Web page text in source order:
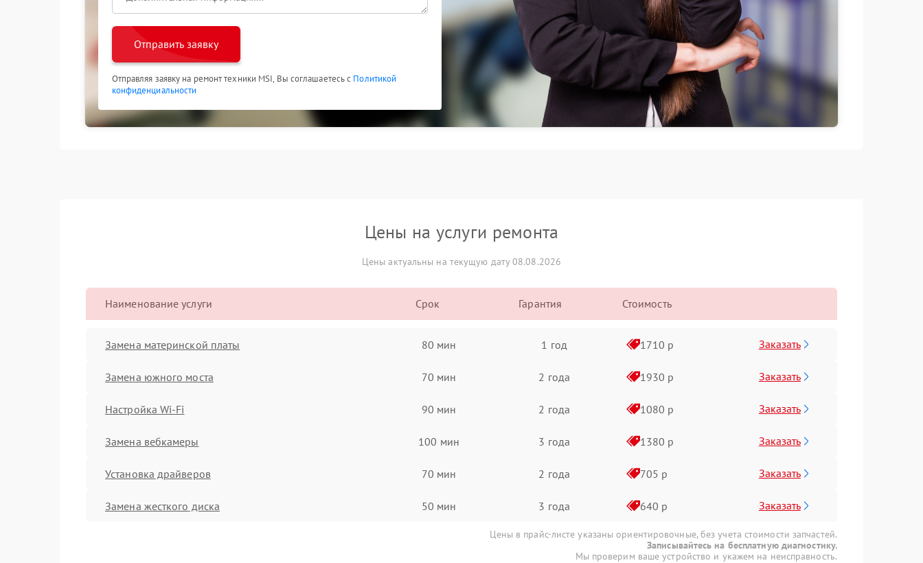
Отправить заявку
Отправляя заявку на ремонт техники MSI, Вы соглашаетесь с Политикой
конфиденциальности
Цены на услуги ремонта
Цены актуальны на текущую дату 08.08.2026
Наименование услуги Срок Гарантия Стоимость
Замена материнской платы 80 мин 1 год 1710 р Заказать
Замена южного моста 70 мин 2 года 1930 р Заказать
Настройка Wi-Fi 90 мин 2 года 1080 р Заказать
Замена вебкамеры 100 мин 3 года 1380 р Заказать
Установка драйверов 70 мин 2 года 705 р Заказать
Замена жесткого диска 50 мин 3 года 640 р Заказать
Цены в прайс-листе указаны ориентировочные, без учета стоимости запчастей.
Записывайтесь на бесплатную диагностику.
Мы проверим ваше устройство и укажем на неисправность.